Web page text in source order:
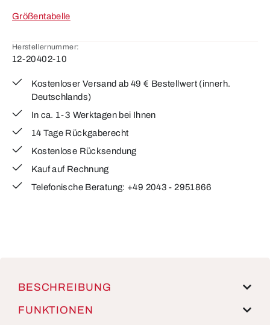
Größentabelle
Herstellernummer:
12-20402-10
Kostenloser Versand ab 49 € Bestellwert (innerh.
Deutschlands)
In ca. 1-3 Werktagen bei Ihnen
14 Tage Rückgaberecht
Kostenlose Rücksendung
Kauf auf Rechnung
Telefonische Beratung: +49 2043 - 2951866
BESCHREIBUNG
FUNKTIONEN